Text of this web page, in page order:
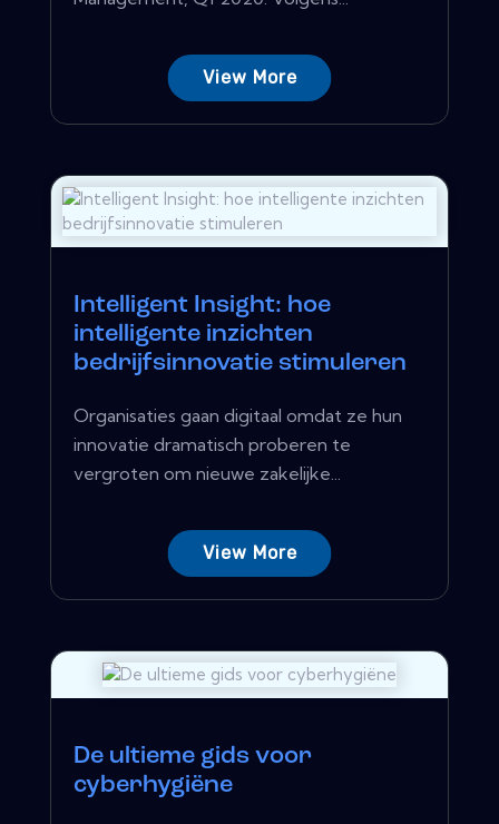
View More
Intelligent Insight: hoe
intelligente inzichten
bedrijfsinnovatie stimuleren
Organisaties gaan digitaal omdat ze hun
innovatie dramatisch proberen te
vergroten om nieuwe zakelijke...
View More
De ultieme gids voor
cyberhygiëne